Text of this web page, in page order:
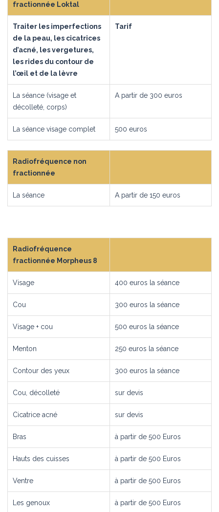
fractionnée Loktal
Traiter les imperfections
de la peau, les cicatrices
d’acné, les vergetures,
les rides du contour de
l’œil et de la lèvre
Tarif
La séance (visage et
décolleté, corps)
A partir de 300 euros
La séance visage complet 500 euros
Radiofréquence non
fractionnée
La séance A partir de 150 euros
Radiofréquence
fractionnée Morpheus 8
Visage 400 euros la séance
Cou 300 euros la séance
Visage + cou 500 euros la séance
Menton 250 euros la séance
Contour des yeux 300 euros la séance
Cou, décolleté sur devis
Cicatrice acné sur devis
Bras à partir de 500 Euros
Hauts des cuisses à partir de 500 Euros
Ventre à partir de 500 Euros
Les genoux à partir de 500 Euros